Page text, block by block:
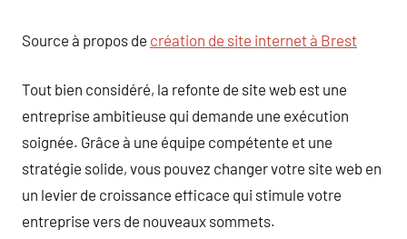
Source à propos de création de site internet à Brest
Tout bien considéré, la refonte de site web est une
entreprise ambitieuse qui demande une exécution
soignée. Grâce à une équipe compétente et une
stratégie solide, vous pouvez changer votre site web en
un levier de croissance efficace qui stimule votre
entreprise vers de nouveaux sommets.